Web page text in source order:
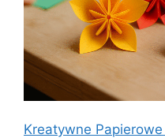
Kreatywne